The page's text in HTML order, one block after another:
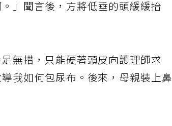
」聞言後，方將低垂的頭緩緩抬
無措，只能硬著頭皮向護理師求
我如何包尿布。後來，母親裝上鼻